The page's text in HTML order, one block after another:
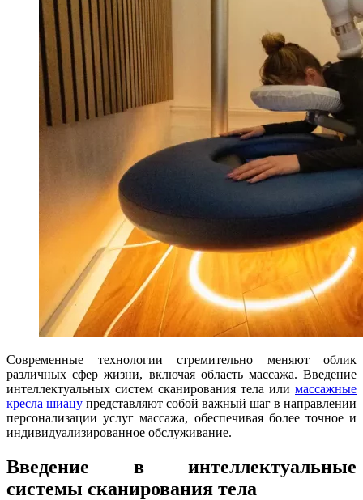
Современные технологии стремительно меняют облик
различных сфер жизни, включая область массажа. Введение
интеллектуальных систем сканирования тела или массажные
кресла шиацу представляют собой важный шаг в направлении
персонализации услуг массажа, обеспечивая более точное и
индивидуализированное обслуживание.
Введение в интеллектуальные
системы сканирования тела